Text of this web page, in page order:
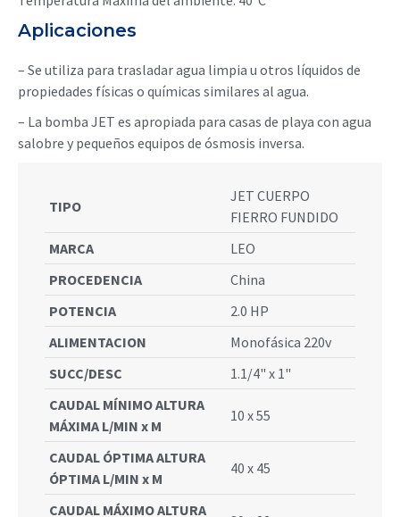
Aplicaciones
– Se utiliza para trasladar agua limpia u otros líquidos de
propiedades físicas o químicas similares al agua.
– La bomba JET es apropiada para casas de playa con agua
salobre y pequeños equipos de ósmosis inversa.
TIPO
JET CUERPO
FIERRO FUNDIDO
MARCA
LEO
PROCEDENCIA
China
POTENCIA
2.0 HP
ALIMENTACION
Monofásica 220v
SUCC/DESC
1.1/4" x 1"
CAUDAL MÍNIMO ALTURA
MÁXIMA L/MIN x M
10 x 55
CAUDAL ÓPTIMA ALTURA
ÓPTIMA L/MIN x M
40 x 45
CAUDAL MÁXIMO ALTURA